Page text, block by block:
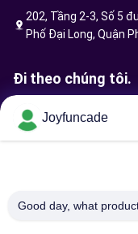
202, Tầng 2-3, Số 5
Phố Đại Long, Quận
Đi theo chúng tôi.
Joyfuncade
Good day, what